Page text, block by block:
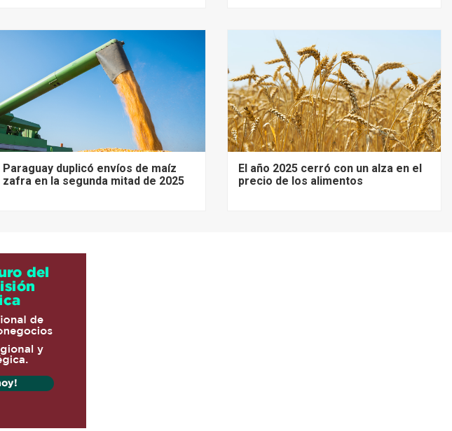
Paraguay duplicó envíos de maíz
zafra en la segunda mitad de 2025
El año 2025 cerró con un alza en el
precio de los alimentos